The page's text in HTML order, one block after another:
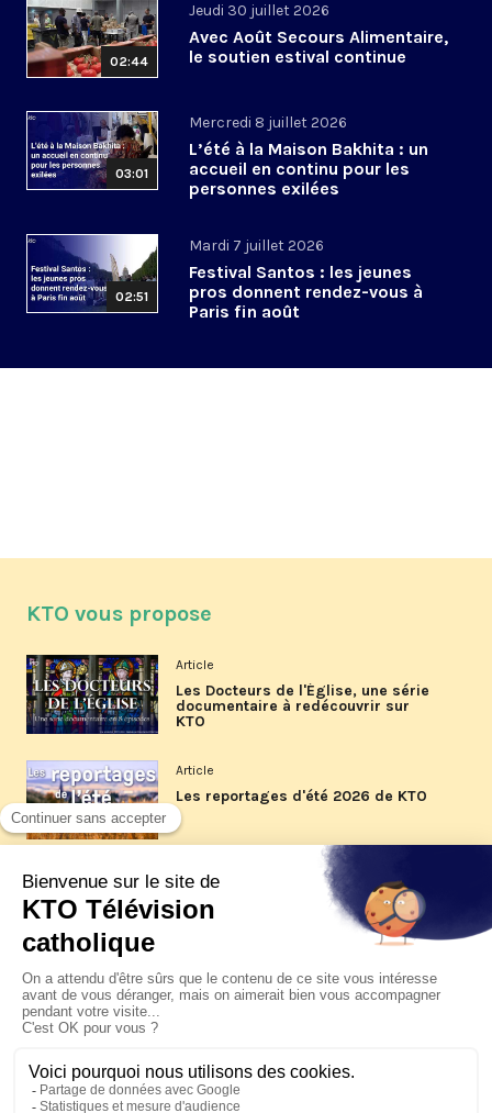
02:44
Jeudi 30 juillet 2026
Avec Août Secours Alimentaire,
le soutien estival continue
03:01
Mercredi 8 juillet 2026
L’été à la Maison Bakhita : un
accueil en continu pour les
personnes exilées
02:51
Mardi 7 juillet 2026
Festival Santos : les jeunes
pros donnent rendez-vous à
Paris fin août
KTO vous propose
Article
Les Docteurs de l'Église, une série
documentaire à redécouvrir sur
KTO
Article
Les reportages d'été 2026 de KTO
Article
La visite pastorale du pape Léon
XIV à Assise à suivre sur KTO le
Article
Le pape en Uruguay, Argentine et